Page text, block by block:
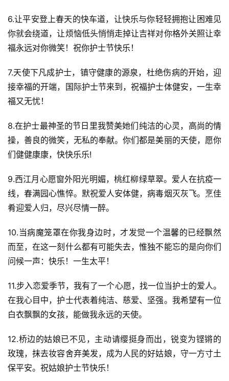
6.让平安登上春天的快车道，让快乐与你轻轻拥抱让困难见
你就会绕道，让烦恼低头悄悄走掉让吉祥对你格外关照让幸
福永远对你微笑！祝你护士节快乐！
7.天使下凡成护士，镇守健康的源泉，杜绝伤病的开始，迎
接幸福的开端，国际护士节来到，祝福护士体健安，一生幸
福又无忧！
8.在护士最神圣的节日里我赞美她们纯洁的心灵，高尚的情
操，善良的微笑，无私的奉献。你们都是美丽的天使，愿你
们健健康康，快快乐乐!
9.西江月心愿窗外阳光明媚，桃红柳绿草翠。爱人在抗疫一
线，春满园心憔悴。默祝爱人安体健，病毒烟灭灰飞。烹佳
肴迎爱人归，尽兴尽情一醉。
10.当病魔笼罩在你我身边时，才发觉一个温馨的已经飘然
而至，在这一刻什么都有可能失去，惟独不能忘的是向你们
问候一声：快乐！一生太平！
11.步入恋爱季节，我有了一个心愿，找一位当护士的爱人。
在我心目中，护士代表着纯洁、慈爱、坚强。我希望有一位
白衣飘飘的女孩，能做我永远的天使。
12.桥边的姑娘已不见，主动请缨挺身而出，锐变为铿锵的
玫瑰，抹去妆容舍弃美发，成为人民的好姑娘，守一方寸土
保平安。祝姑娘护士节快乐！